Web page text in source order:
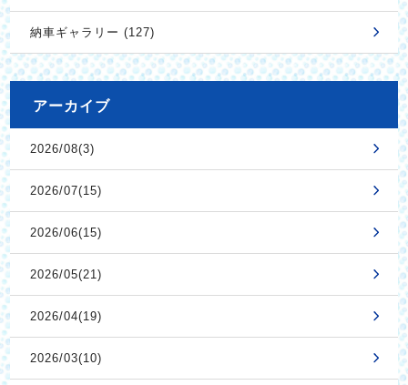
納車ギャラリー (127)
アーカイブ
2026/08(3)
2026/07(15)
2026/06(15)
2026/05(21)
2026/04(19)
2026/03(10)